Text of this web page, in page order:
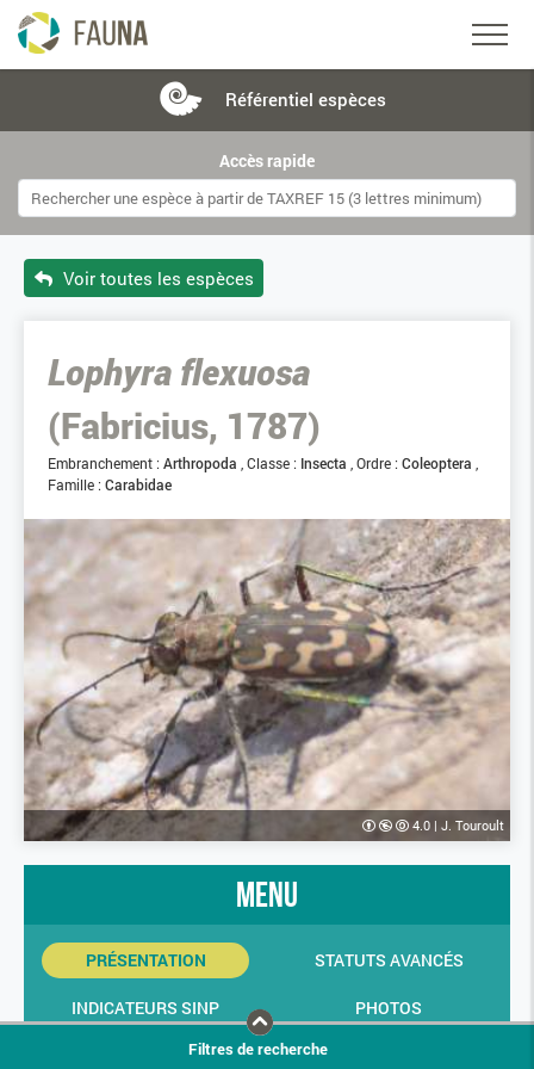
Référentiel espèces
Accès rapide
Voir toutes les espèces
Lophyra flexuosa
(Fabricius, 1787)
Embranchement : Arthropoda Classe : Insecta Ordre : Coleoptera
Famille : Carabidae
4.0 | J. Touroult
menu
PRÉSENTATION STATUTS AVANCÉS
INDICATEURS SINP
PHOTOS
Filtres de recherche